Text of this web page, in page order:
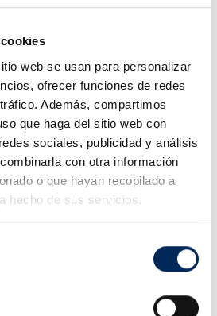
web se usan para personalizar
ofrecer funciones de redes
Además, compartimos
que haga del sitio web con
sociales, publicidad y análisis
con otra información
o que hayan recopilado a
hecho de sus servicios.
1.360 Kg